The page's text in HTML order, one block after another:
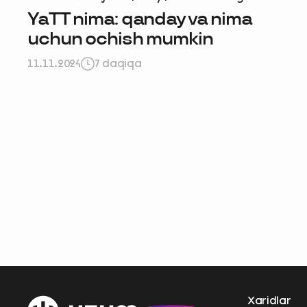
YaTT nima: qanday va nima
uchun ochish mumkin
11.11.2024 7 daqiqa
Xaridlar
boshlash